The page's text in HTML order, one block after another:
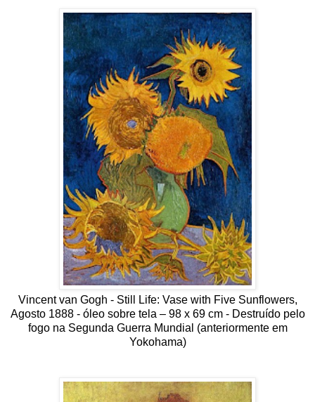
Vincent van Gogh - Still Life: Vase with Five Sunflowers,
Agosto 1888 - óleo sobre tela – 98 x 69 cm - Destruído pelo
fogo na Segunda Guerra Mundial (anteriormente em
Yokohama)